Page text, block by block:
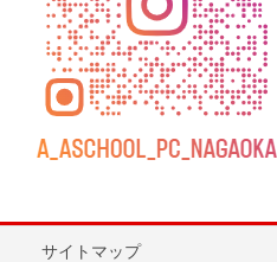
サイトマップ